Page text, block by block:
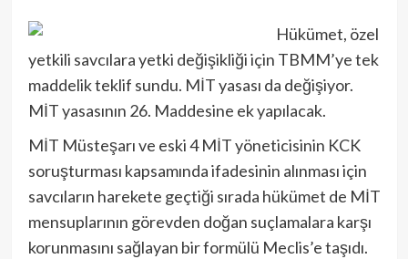
Hükümet, özel
yetkili savcılara yetki değişikliği için TBMM’ye tek
maddelik teklif sundu. MİT yasası da değişiyor.
MİT yasasının 26. Maddesine ek yapılacak.
MİT Müsteşarı ve eski 4 MİT yöneticisinin KCK
soruşturması kapsamında ifadesinin alınması için
savcıların harekete geçtiği sırada hükümet de MİT
mensuplarının görevden doğan suçlamalara karşı
korunmasını sağlayan bir formülü Meclis’e taşıdı.